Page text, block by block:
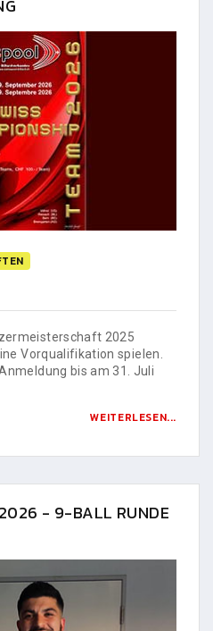
2025
Vorqualifikation spielen.
bis am 31. Juli
WEITERLESEN...
2026 - 9-BALL RUNDE